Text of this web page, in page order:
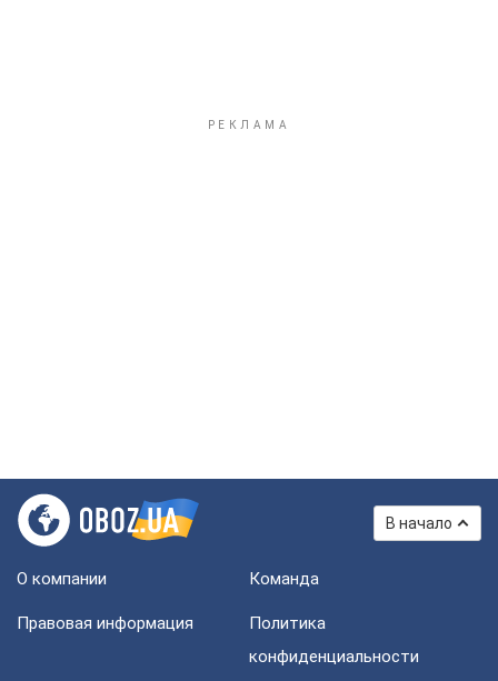
В начало
О компании Команда
Правовая информация
Политика
конфиденциальности